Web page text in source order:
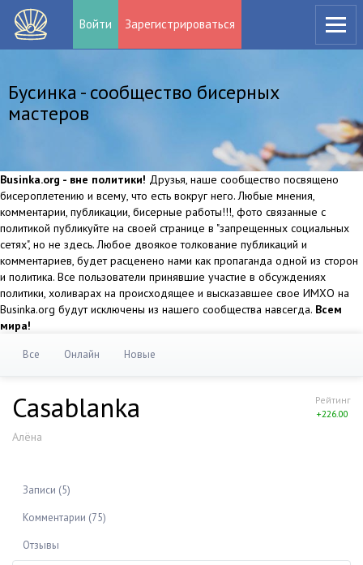
Войти Зарегистрироваться
Бусинка - сообщество бисерных
мастеров
Businka.org - вне политики! Друзья, наше сообщество посвящено
бисероплетению и всему, что есть вокруг него. Любые мнения,
комментарии, публикации, бисерные работы!!!, фото связанные с
политикой публикуйте на своей странице в "запрещенных социальных
сетях", но не здесь. Любое двоякое толкование публикаций и
комментариев, будет расценено нами как пропаганда одной из сторон
и политика. Все пользователи принявшие участие в обсуждениях
политики, холиварах на происходящее и высказавшее свое ИМХО на
Businka.org будут исключены из нашего сообщества навсегда. Всем
мира!
Все Онлайн Новые
Рейтинг
+226.00
Casablanka
Алёна
Записи (5)
Комментарии (75)
Отзывы